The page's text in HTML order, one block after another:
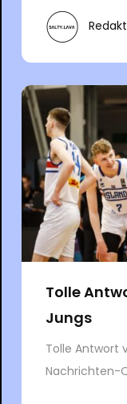
Tolle
Jungs
Tolle Antwort
Nachrichten-